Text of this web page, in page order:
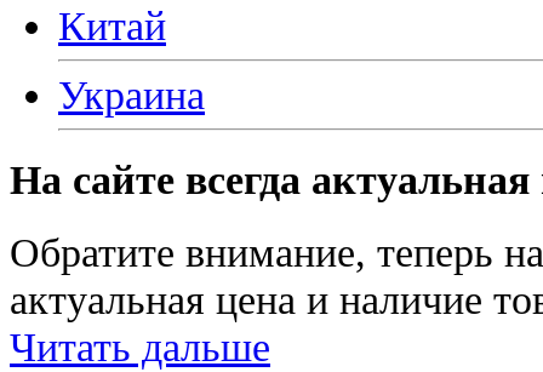
Китай
Украина
На сайте всегда
Обратите внимание, теперь
актуальная цена и наличие
Читать дальше